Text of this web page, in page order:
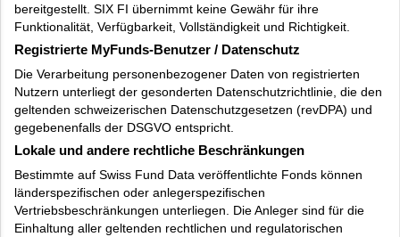
bereitgestellt. SIX FI übernimmt keine Gewähr für ihre
Funktionalität, Verfügbarkeit, Vollständigkeit und Richtigkeit.
Registrierte MyFunds-Benutzer / Datenschutz
Die Verarbeitung personenbezogener Daten von registrierten
Nutzern unterliegt der gesonderten Datenschutzrichtlinie, die den
geltenden schweizerischen Datenschutzgesetzen (revDPA) und
gegebenenfalls der DSGVO entspricht.
Lokale und andere rechtliche Beschränkungen
Bestimmte auf Swiss Fund Data veröffentlichte Fonds können
länderspezifischen oder anlegerspezifischen
Vertriebsbeschränkungen unterliegen. Die Anleger sind für die
Einhaltung aller geltenden rechtlichen und regulatorischen